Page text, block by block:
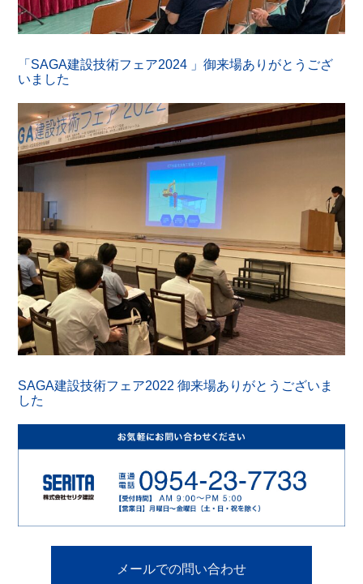
「SAGA建設技術フェア2024 」御来場ありがとうござ
いました
SAGA建設技術フェア2022 御来場ありがとうございま
した
メールでの問い合わせ